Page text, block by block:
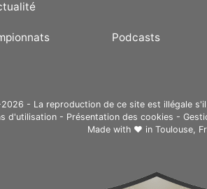
Podcasts
- La reproduction de ce site est illégale
d'utilisation - Présentation des cookies -
Made with ❤ in Toulouse,